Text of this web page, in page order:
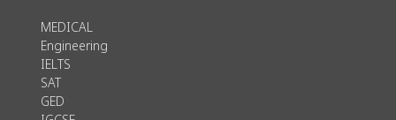
MEDICAL
Engineering
IELTS
SAT
GED